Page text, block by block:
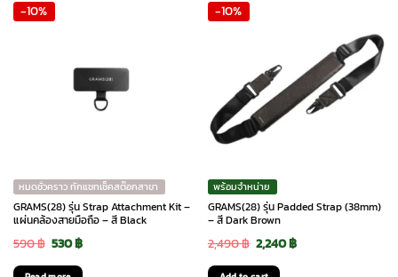
-10%
หมดชั่วคราว ทักแชทเช็คสต๊อกสาขา
GRAMS(28) รุ่น Strap Attachment Kit –
แผ่นคล้องสายมือถือ – สี Black
590฿ Original
price
530฿Current
price
-10%
พร้อมจำหน่าย
GRAMS(28) รุ่น Padded Strap (38mm)
– สี Dark Brown
2,490฿ Original
price
2,240฿Current